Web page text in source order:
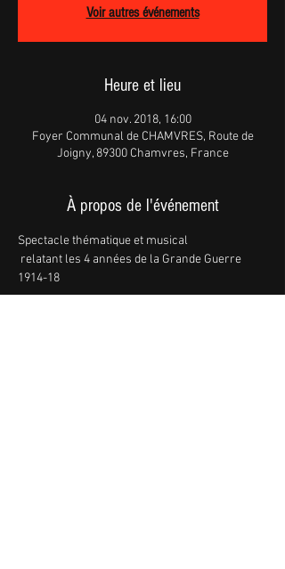
Voir autres événements
Heure et lieu
04 nov. 2018, 16:00
Foyer Communal de CHAMVRES, Route de
Joigny, 89300 Chamvres, France
À propos de l'événement
Spectacle thématique et musical
1914-18